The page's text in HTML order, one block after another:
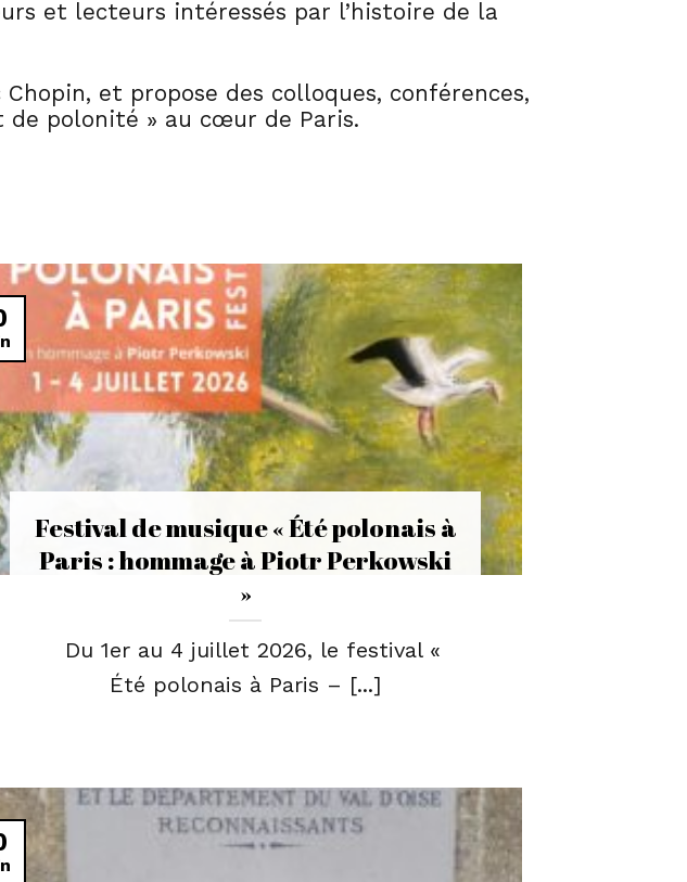
et lecteurs intéressés par l’histoire de la
et propose des colloques, conférences,
de polonité » au cœur de Paris.
Festival de musique « Été polonais à
Paris : hommage à Piotr Perkowski
»
Du 1er au 4 juillet 2026, le festival «
Été polonais à Paris – [...]